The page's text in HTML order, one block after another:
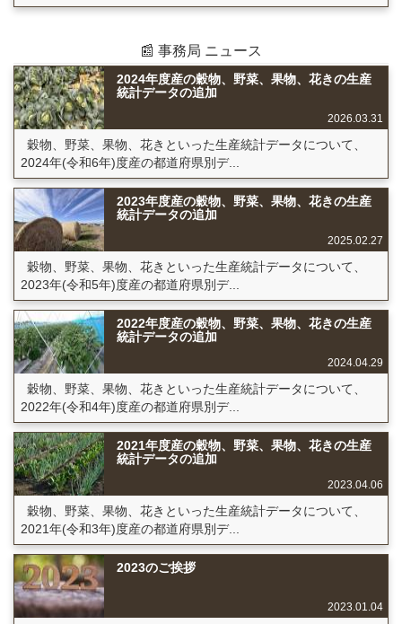
📰 事務局 ニュース
2024年度産の穀物、野菜、果物、花きの生産
統計データの追加
2026.03.31
穀物、野菜、果物、花きといった生産統計データについて、
2024年(令和6年)度産の都道府県別デ...
2023年度産の穀物、野菜、果物、花きの生産
統計データの追加
2025.02.27
穀物、野菜、果物、花きといった生産統計データについて、
2023年(令和5年)度産の都道府県別デ...
2022年度産の穀物、野菜、果物、花きの生産
統計データの追加
2024.04.29
穀物、野菜、果物、花きといった生産統計データについて、
2022年(令和4年)度産の都道府県別デ...
2021年度産の穀物、野菜、果物、花きの生産
統計データの追加
2023.04.06
穀物、野菜、果物、花きといった生産統計データについて、
2021年(令和3年)度産の都道府県別デ...
2023のご挨拶
2023.01.04